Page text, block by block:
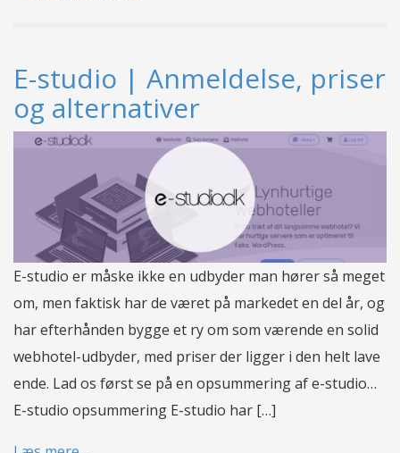
E-studio | Anmeldelse, priser
og alternativer
E-studio er måske ikke en udbyder man hører så meget
om, men faktisk har de været på markedet en del år, og
har efterhånden bygge et ry om som værende en solid
webhotel-udbyder, med priser der ligger i den helt lave
ende. Lad os først se på en opsummering af e-studio…
E-studio opsummering E-studio har […]